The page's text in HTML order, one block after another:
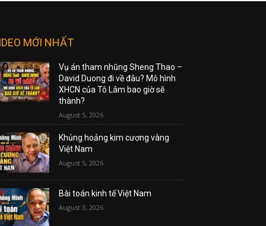
MỚI NHẤT
Vụ án tham nhũng Sheng Thao –
David Duong đi về đâu? Mô hình
XHCN của Tô Lâm bao giờ sẽ
thành?
August 5, 2026
Khủng hoảng kim cương vàng
Việt Nam
August 5, 2026
Bài toán kinh tế Việt Nam
August 3, 2026